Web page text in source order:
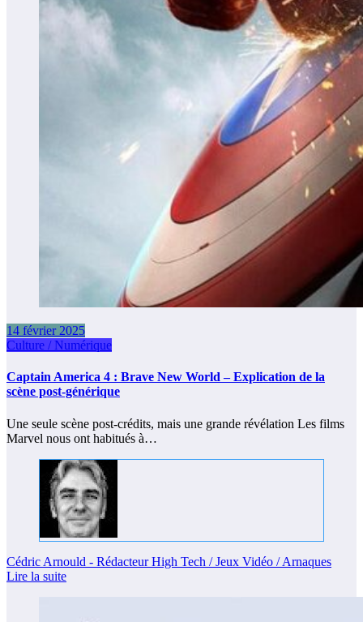
14 février 2025
Culture / Numérique
Captain America 4 : Brave New World – Explication de la
scène post-générique
Une seule scène post-crédits, mais une grande révélation Les films
Marvel nous ont habitués à…
Cédric Arnould - Rédacteur High Tech / Jeux Vidéo / Arnaques
Lire la suite